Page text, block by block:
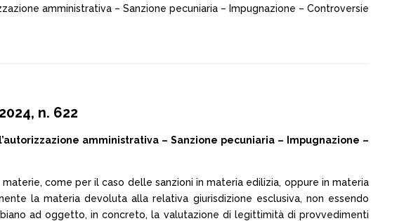
amministrativa – Sanzione pecuniaria – Impugnazione – Controversie
n. 622
amministrativa – Sanzione pecuniaria – Impugnazione –
come per il caso delle sanzioni in materia edilizia, oppure in materia
la materia devoluta alla relativa giurisdizione esclusiva, non essendo
ad oggetto, in concreto, la valutazione di legittimità di provvedimenti